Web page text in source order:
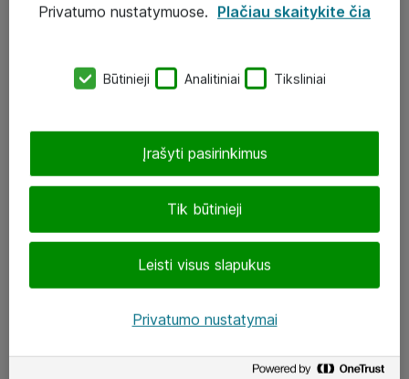
Atea ekspertų patarimai verslui
UAB „ATEA“
J. Rutkausko g. 6, Vilnius
Atea kontaktai
Aplankykite mus
Privatumo nustatymuose. Plačiau skaitykite čia
Būtinieji Analitiniai Tiksliniai
Tik būtinieji
Leisti visus slapukus
Įrašyti pasirinkimus
Privatumo nustatymai